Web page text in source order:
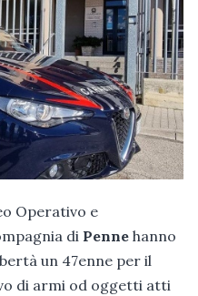
Operativo e
di Penne hanno
un 47enne per il
di armi od oggetti atti